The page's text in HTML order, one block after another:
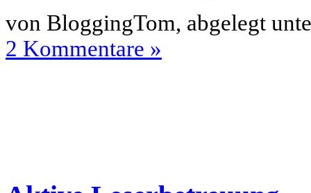
von BloggingTom, abgelegt
2 Kommentare »